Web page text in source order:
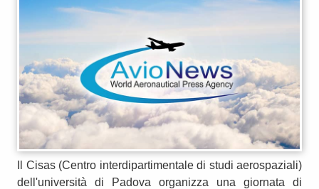
Il Cisas (Centro interdipartimentale di studi aerospaziali)
dell'università di Padova organizza una giornata di